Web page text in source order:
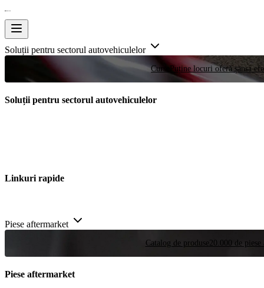
Soluții pentru sectorul autovehiculelor
Curse Puține locuri oferă șansa
Soluții pentru sectorul autovehiculelor
Linkuri rapide
Piese aftermarket
Catalog de produse 20.000 de
Piese aftermarket